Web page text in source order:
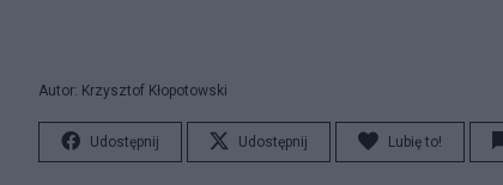
Autor: Krzysztof Kłopotowski
Udostępnij Udostępnij Lubię to!